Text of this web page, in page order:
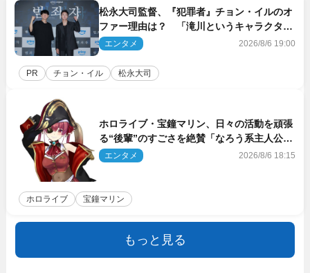
松永大司監督、『犯罪者』チョン・イルのオ
ファー理由は？ 「滝川というキャラクター
に出会えたことは本当に運が良かった」
エンタメ 2026/8/6 19:00
PR チョン・イル 松永大司
ホロライブ・宝鐘マリン、日々の活動を頑張
る“後輩”のすごさを絶賛「なろう系主人公ま
である」
エンタメ 2026/8/6 18:15
ホロライブ 宝鐘マリン
もっと見る